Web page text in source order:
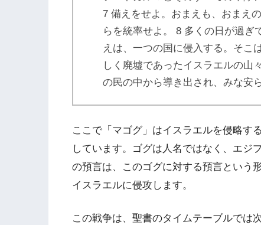
7 備えをせよ。おまえも、おまえ
らを統率せよ。 8 多くの日が過ぎ
えは、一つの国に侵入する。そこ
しく廃墟であったイスラエルの山
の民の中から導き出され、みな安
ここで「マゴグ」はイスラエルを侵略す
しています。ゴグは人名ではなく、エジ
の預言は、このゴグに対する預言という
イスラエルに侵攻します。
この戦争は、聖書のタイムテーブルでは